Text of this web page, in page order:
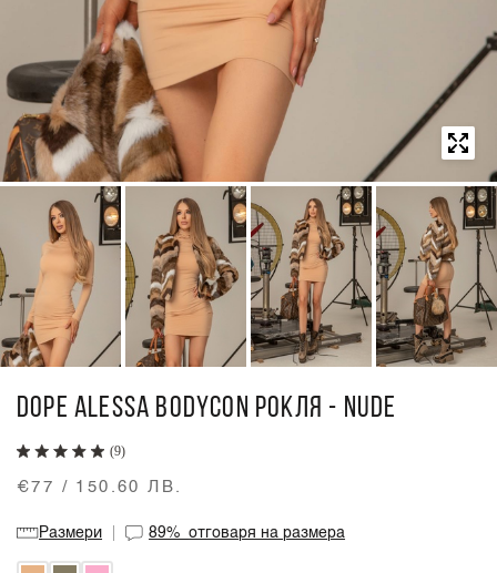
DOPE ALESSA BODYCON РОКЛЯ - NUDE
(9)
€77 / 150.60 ЛВ.
Размери 89%отговаря на размера